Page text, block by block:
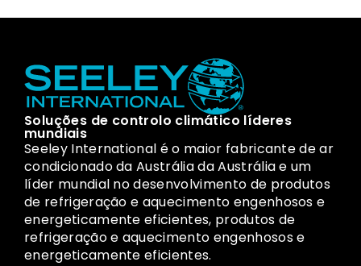
Soluções de controlo climático líderes
mundiais
Seeley International é o maior fabricante de ar
condicionado da Austrália da Austrália e um
líder mundial no desenvolvimento de produtos
de refrigeração e aquecimento engenhosos e
energeticamente eficientes, produtos de
refrigeração e aquecimento engenhosos e
energeticamente eficientes.